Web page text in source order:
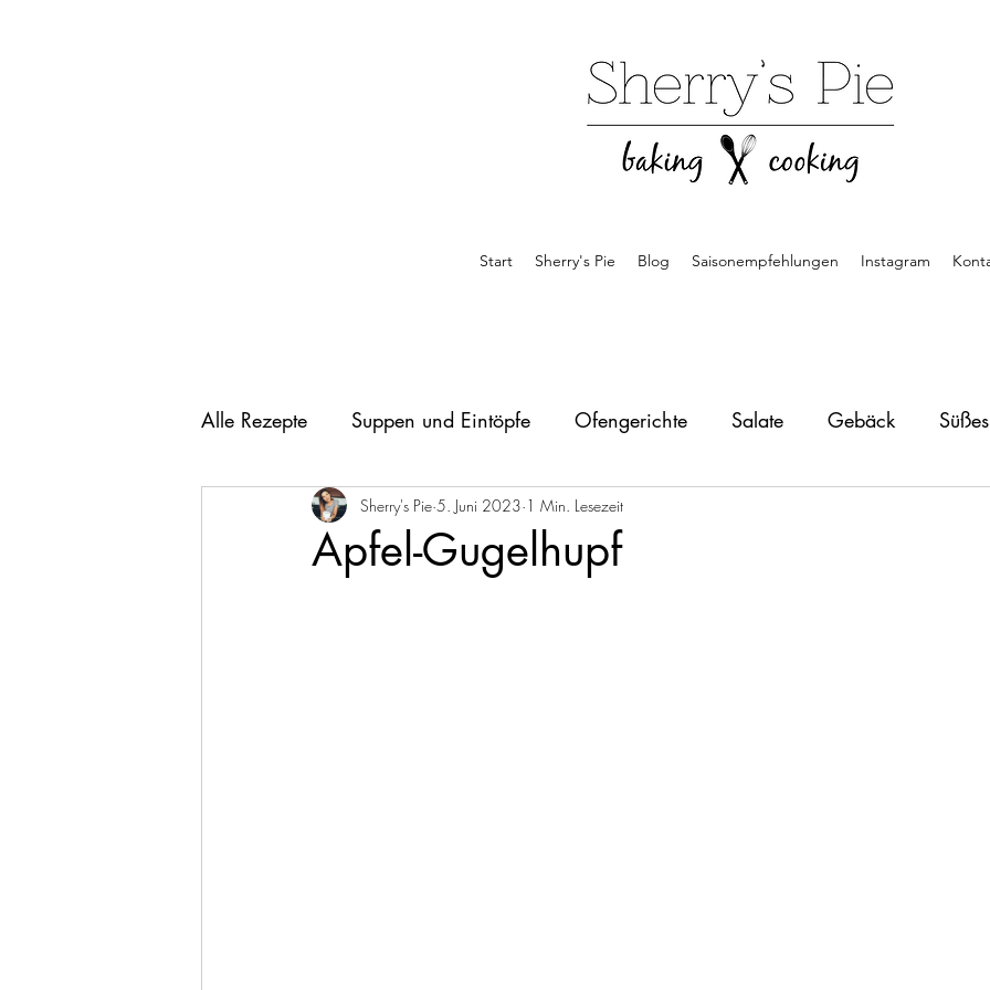
Start Sherry's Pie Blog Saisonempfehlungen Instagram
Alle Rezepte Suppen und Eintöpfe Ofengerichte Salate Gebäck
Herzhaftes Gebäck Kuchen Torten
Apfel-Gugelhupf
Sherry's Pie 5. Juni 2023 1 Min. Lesezeit